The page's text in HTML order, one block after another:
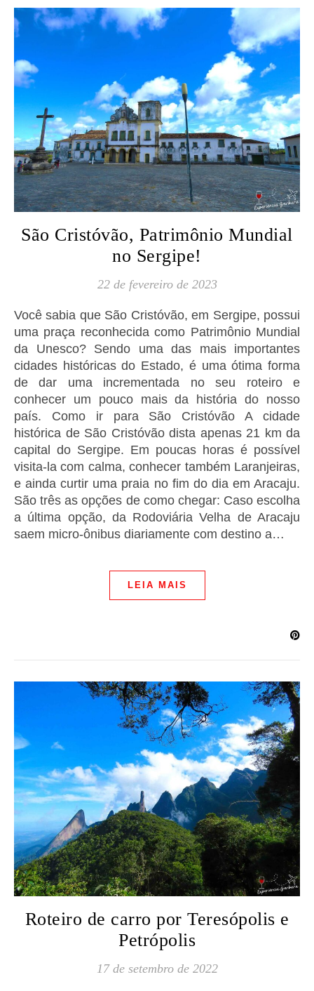
São Cristóvão, Patrimônio Mundial
no Sergipe!
22 de fevereiro de 2023
Você sabia que São Cristóvão, em Sergipe, possui
uma praça reconhecida como Patrimônio Mundial
da Unesco? Sendo uma das mais importantes
cidades históricas do Estado, é uma ótima forma
de dar uma incrementada no seu roteiro e
conhecer um pouco mais da história do nosso
país. Como ir para São Cristóvão A cidade
histórica de São Cristóvão dista apenas 21 km da
capital do Sergipe. Em poucas horas é possível
visita-la com calma, conhecer também Laranjeiras,
e ainda curtir uma praia no fim do dia em Aracaju.
São três as opções de como chegar: Caso escolha
a última opção, da Rodoviária Velha de Aracaju
saem micro-ônibus diariamente com destino a…
LEIA MAIS
Roteiro de carro por Teresópolis e
Petrópolis
17 de setembro de 2022